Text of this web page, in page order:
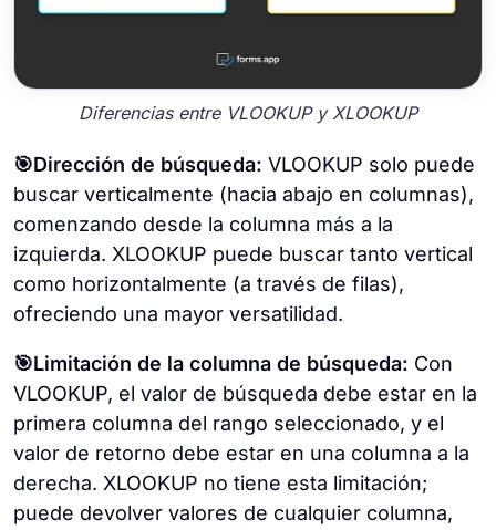
Diferencias entre VLOOKUP y XLOOKUP
🎯Dirección de búsqueda: VLOOKUP solo puede
buscar verticalmente (hacia abajo en columnas),
comenzando desde la columna más a la
izquierda. XLOOKUP puede buscar tanto vertical
como horizontalmente (a través de filas),
ofreciendo una mayor versatilidad.
🎯Limitación de la columna de búsqueda: Con
VLOOKUP, el valor de búsqueda debe estar en la
primera columna del rango seleccionado, y el
valor de retorno debe estar en una columna a la
derecha. XLOOKUP no tiene esta limitación;
puede devolver valores de cualquier columna,